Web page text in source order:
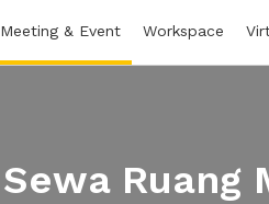
Meeting & Event Workspace
Sewa Ruang